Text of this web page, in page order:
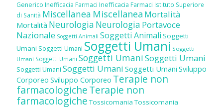
Generico Inefficacia Farmaci Inefficacia Farmaci Istituto Superiore
di Sanità Miscellanea Miscellanea Mortalità
Mortalità Neurologia Neurologia Portavoce
Nazionale Soggetti Animali Soggetti Animali Soggetti
Umani Soggetti Umani Soggetti Umani Soggetti
Umani Soggetti Umani Soggetti UmaniSoggetti Umani
Soggetti Umani Soggetti Umani Soggetti Umani Sviluppo
Corporeo Sviluppo Corporeo Terapie non
farmacologicheTerapie non
farmacologiche Tossicomania Tossicomania